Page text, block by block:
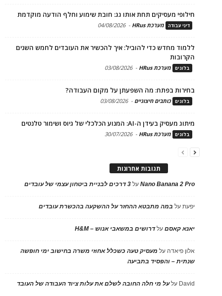
חילופי מעסיקים תחת אותו גג: חובת שימוע וחלף הודעה מוקדמת
דיני עבודה מערכת HRus -
04/08/2026
ללמוד מחדש כדי להוביל: איך להכשיר את העובדים לחמש השנים
הקרובות
בלוגים מערכת HRus -
03/08/2026
בחירות בפתח: מה השפעתן על מקום העבודה?
בלוגים כותבים חיצוניים -
03/08/2026
מיתוג מעסיק בעידן ה-AI: המנוע הכלכלי של גיוס ושימור טלנטים
בלוגים מערכת HRus -
30/07/2026
תגובות אחרונות
Nano Banana 2 Proעל 3 דרכים לבניית ביטחון עצמי של עובדים
יפעתעל במה מתבטא ההחזר על ההשקעה בהכשרת עובדים
יאנא קאסםעלדרושים במשאבי אנוש – H&M
אלון פיאדה על מעסיק טעה כשכלל אחוזי משרה בחישוב ימי חופשה
שנתית – והפסיד בתביעה
David עלעל מי חלה החובה לשלם את עלות ציוד העבודה של העובד